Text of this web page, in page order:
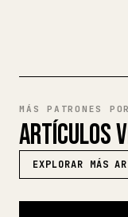
MÁS PATRONES
ARTÍCULOS
EXPLORAR MÁS